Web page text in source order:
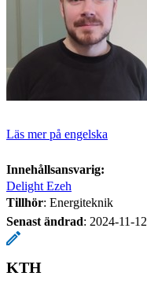
Läs mer på engelska
Innehållsansvarig:
Delight Ezeh
Tillhör: Energiteknik
Senast ändrad: 2024-11-12
KTH